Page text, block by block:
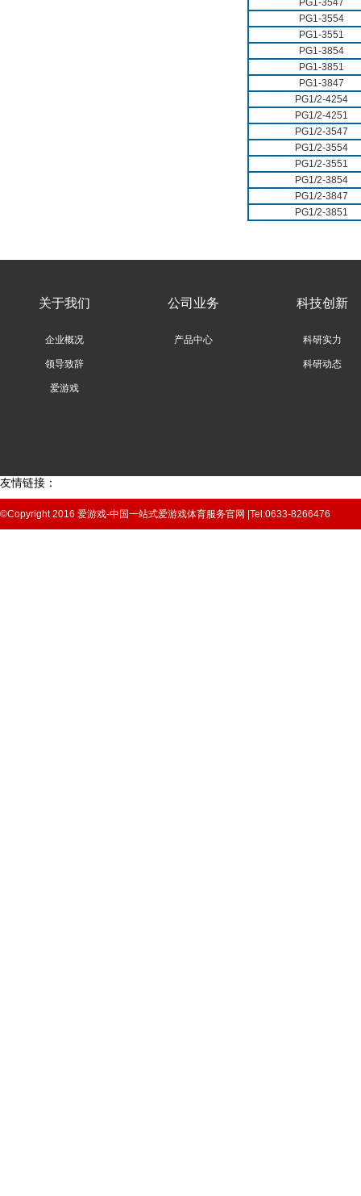
PG1-3554
PG1-3551
PG1-3854
PG1-3851
PG1-3847
PG1/2-4254
PG1/2-4251
PG1/2-3547
PG1/2-3554
PG1/2-3551
PG1/2-3854
PG1/2-3847
PG1/2-3851
关于我们
企业概况
领导致辞
爱游戏
公司业务
产品中心
科技创新
科研实力
科研动态
友情链接：
©Copyright 2016 爱游戏-中国一站式爱游戏体育服务官网 |Tel:0633-8266476